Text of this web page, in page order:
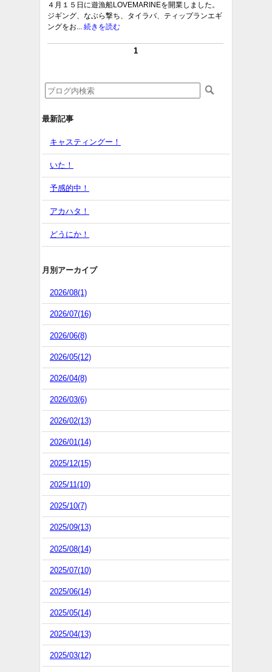
４月１５日に遊漁船LOVEMARINEを開業しました。
ジギング、なぶら撃ち、タイラバ、ティップランエギ
ングをお... 続きを読む
1
最新記事
キャスティングー！
いた！
予感的中！
アカハタ！
どうにか！
月別アーカイブ
2026/08(1)
2026/07(16)
2026/06(8)
2026/05(12)
2026/04(8)
2026/03(6)
2026/02(13)
2026/01(14)
2025/12(15)
2025/11(10)
2025/10(7)
2025/09(13)
2025/08(14)
2025/07(10)
2025/06(14)
2025/05(14)
2025/04(13)
2025/03(12)